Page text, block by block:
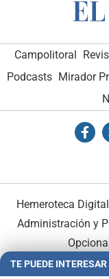
Campolitoral
Podcasts Mirador
Hemeroteca
Administración y
TE PUEDE INTERESAR